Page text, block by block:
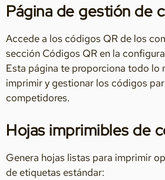
Página de gestión de
Accede a los códigos QR de los
sección Códigos QR en la
Esta página te proporciona todo lo
imprimir y gestionar los códigos
competidores.
Hojas imprimibles de
Genera hojas listas para imprimir
de etiquetas estándar: